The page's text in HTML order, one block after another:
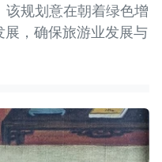
该规划意在朝着绿色增
，确保旅游业发展与